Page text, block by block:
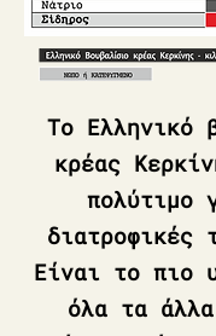
Το Ελληνικό
κρέας
πολύτιμο
διατροφικές
Είναι το πιο
όλα τα